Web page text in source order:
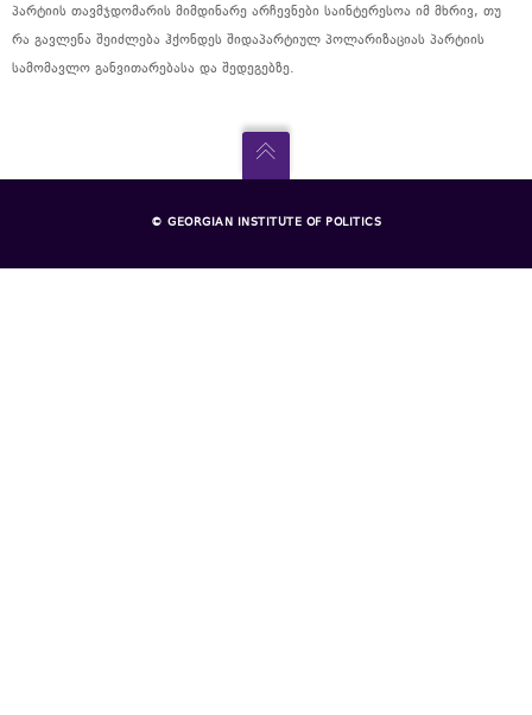
პარტიის თავმჯდომარის მიმდინარე არჩევნები საინტერესოა იმ მხრივ, თუ
რა გავლენა შეიძლება ჰქონდეს შიდაპარტიულ პოლარიზაციას პარტიის
სამომავლო განვითარებასა და შედეგებზე.
© GEORGIAN INSTITUTE OF POLITICS